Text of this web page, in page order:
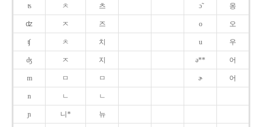
ʦ ㅊ 츠 ɔ̃ 옹
ʣ ㅈ 즈 o 오
ʧ ㅊ 치 u 우
ʤ ㅈ 지 ə** 어
m ㅁ ㅁ ɚ 어
n ㄴ ㄴ
ɲ 니* 뉴